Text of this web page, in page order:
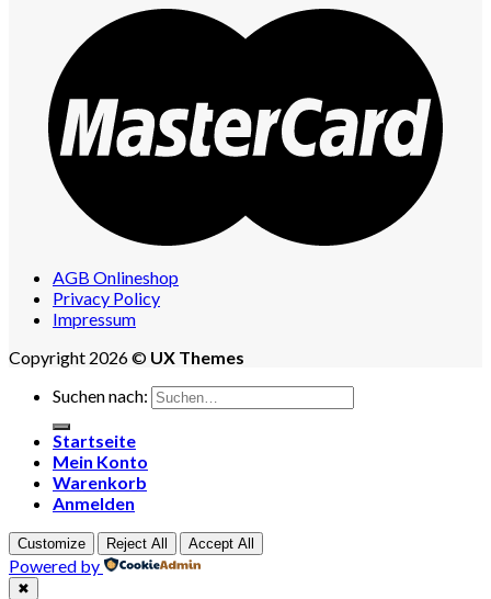
AGB Onlineshop
Privacy Policy
Impressum
Copyright 2026 © UX Themes
Suchen nach:
Startseite
Mein Konto
Warenkorb
Anmelden
Customize Reject All Accept All
Powered by
✖